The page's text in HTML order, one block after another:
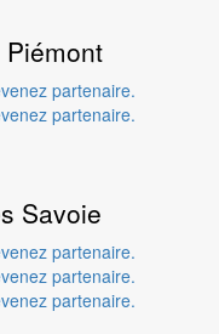
partenaire.
partenaire.
Savoie
partenaire.
partenaire.
partenaire.